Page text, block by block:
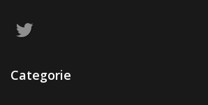
Categorie